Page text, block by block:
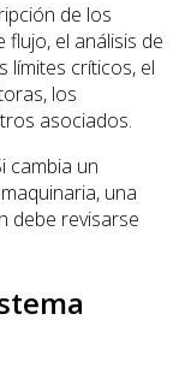
de los
el análisis de
límites críticos, el
los
asociados.
cambia un
una
debe revisarse